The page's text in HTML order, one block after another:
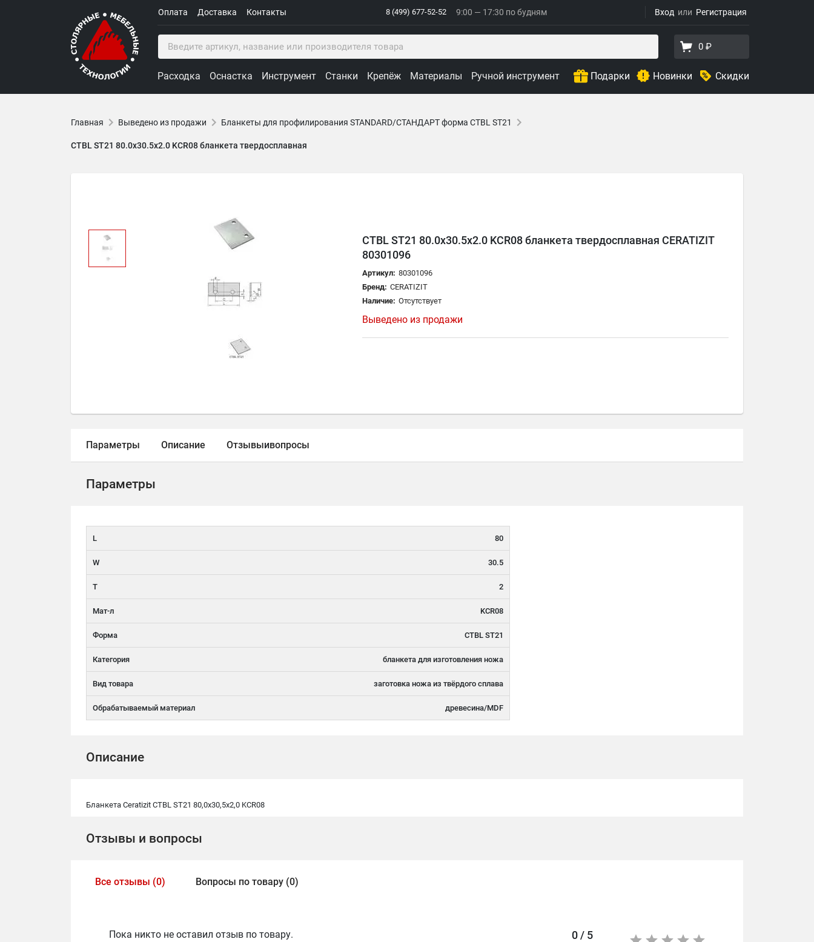
Оплата Доставка Контакты Вход Регистрация
8 (499) 677-52-52 9:00 — 17:30 по будням
0 ₽
Расходка Оснастка Инструмент Станки Крепёж Материалы Ручной инструмент Подарки Новинки Скидки
Главная Выведено из продажи Бланкеты для профилирования STANDARD/СТАНДАРТ форма CTBL ST21
CTBL ST21 80.0x30.5x2.0 KCR08 бланкета твердосплавная
CTBL ST21 80.0x30.5x2.0 KCR08 бланкета твердосплавная CERATIZIT
80301096
Артикул: 80301096
Бренд: CERATIZIT
Наличие: Отсутствует
Выведено из продажи
Параметры Описание Отзывыивопросы
Параметры
L 80
W 30.5
T 2
Мат-л KCR08
Форма CTBL ST21
Категория бланкета для изготовления ножа
Вид товара заготовка ножа из твёрдого сплава
Обрабатываемый материал древесина/MDF
Описание
Бланкета Ceratizit CTBL ST21 80,0x30,5x2,0 KCR08
Отзывы и вопросы
Все отзывы (0) Вопросы по товару (0)
Пока никто не оставил отзыв по товару. 0 / 5